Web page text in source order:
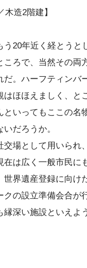
木造2階建】
20年近く経とうと
ころで、当然その
。ハーフティンバ
ほほえましく、と
いってもここの名
だろうか。
場として用いられ
は広く一般市民に
界遺産登録に向け
の設立準備会合が
深い施設といえよ